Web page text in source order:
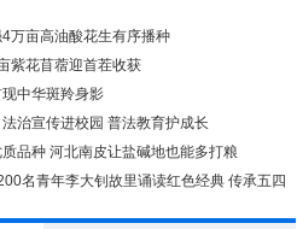
万亩高油酸花生有序播种
紫花苜蓿迎首茬收获
中华斑羚身影
治宣传进校园 普法教育护成长
品种 河北南皮让盐碱地也能多打粮
名青年李大钊故里诵读红色经典 传承五四